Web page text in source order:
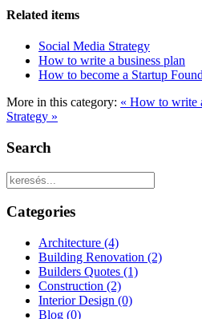
Related items
Social Media Strategy
How to write a business plan
How to become a Startup
More in this category: « How to write
Strategy »
Search
Categories
Architecture (4)
Building Renovation (2)
Builders Quotes (1)
Construction (2)
Interior Design (0)
Blog (0)